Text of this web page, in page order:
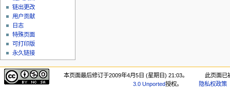
链出更改
用户贡献
日志
特殊页面
可打印版
永久链接
本页面最后修订于2009年4月5日 (星期日) 21:03。
此页面已
3.0 Unported授权。 隐私权政策